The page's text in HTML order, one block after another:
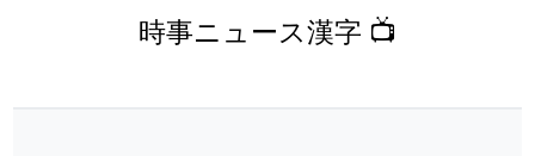
時事ニュース漢字 📺